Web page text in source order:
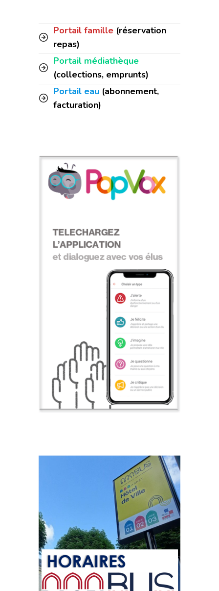
Portail famille (réservation
repas)
Portail médiathèque
(collections, emprunts)
Portail eau (abonnement,
facturation)